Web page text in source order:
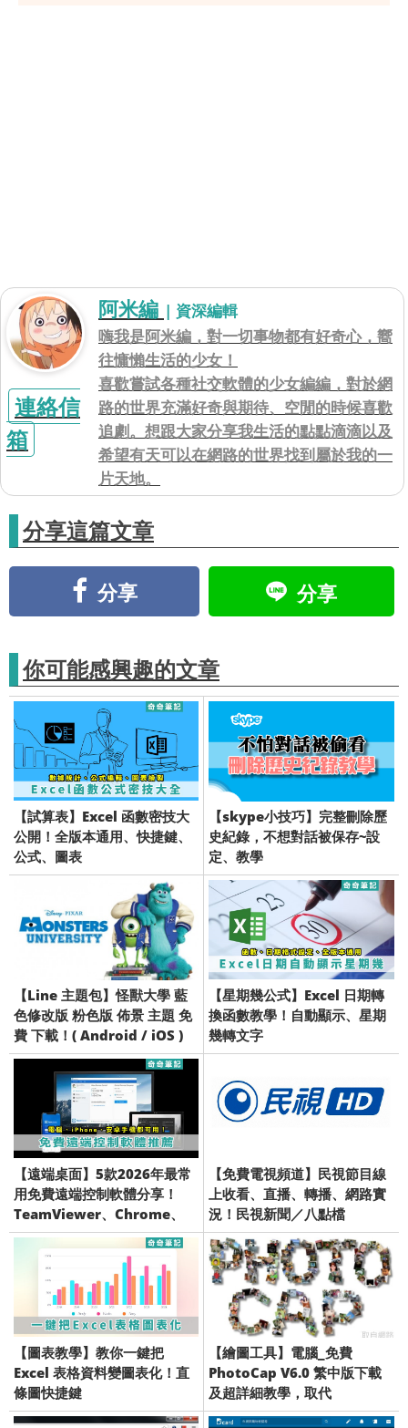
連絡信
箱
阿米編 | 資深編輯
嗨我是阿米編，對一切事物都有好奇心，嚮
往慵懶生活的少女！
喜歡嘗試各種社交軟體的少女編編，對於網
路的世界充滿好奇與期待、空閒的時候喜歡
追劇。想跟大家分享我生活的點點滴滴以及
希望有天可以在網路的世界找到屬於我的一
片天地。
分享這篇文章
分享 分享
你可能感興趣的文章
【試算表】Excel 函數密技大
公開！全版本通用、快捷鍵、
公式、圖表
【skype小技巧】完整刪除歷
史紀錄，不想對話被保存~設
定、教學
【Line 主題包】怪獸大學 藍
色修改版 粉色版 佈景 主題 免
費 下載！( Android / iOS )
【星期幾公式】Excel 日期轉
換函數教學！自動顯示、星期
幾轉文字
【遠端桌面】5款2026年最常
用免費遠端控制軟體分享！
TeamViewer、Chrome、
AnyDesk、Wayk Now、
DeskIn
【免費電視頻道】民視節目線
上收看、直播、轉播、網路實
況！民視新聞／八點檔
【圖表教學】教你一鍵把
Excel 表格資料變圖表化！直
條圖快捷鍵
【繪圖工具】電腦_免費
PhotoCap V6.0 繁中版下載
及超詳細教學，取代
Photoshop 及